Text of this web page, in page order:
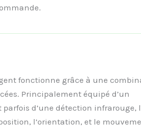
fonctionne grâce à une
Principalement équipé d’un
parfois d’une détection infrarouge,
l’orientation, et le